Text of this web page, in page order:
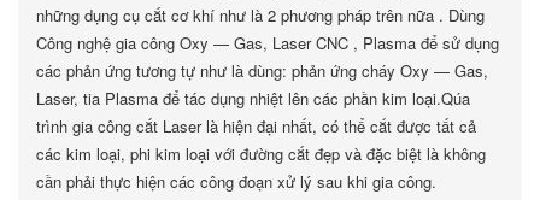
những dụng cụ cắt cơ khí như là 2 phương pháp trên nữa . Dùng
Công nghệ gia công Oxy — Gas, Laser CNC , Plasma để sử dụng
các phản ứng tương tự như là dùng: phản ứng cháy Oxy — Gas,
Laser, tia Plasma để tác dụng nhiệt lên các phần kim loại.Qúa
trình gia công cắt Laser là hiện đại nhất, có thể cắt được tất cả
các kim loại, phi kim loại với đường cắt đẹp và đặc biệt là không
cần phải thực hiện các công đoạn xử lý sau khi gia công.